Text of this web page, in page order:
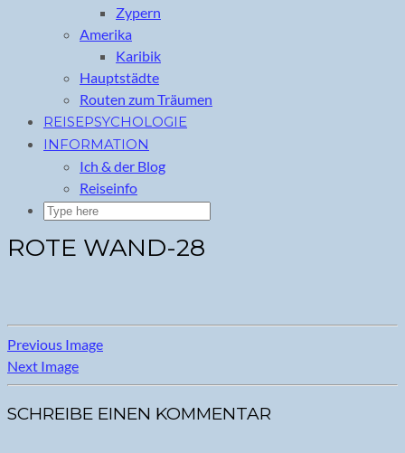
Zypern
Amerika
Karibik
Hauptstädte
Routen zum Träumen
REISEPSYCHOLOGIE
INFORMATION
Ich & der Blog
Reiseinfo
ROTE WAND-28
Previous Image
Next Image
SCHREIBE EINEN KOMMENTAR